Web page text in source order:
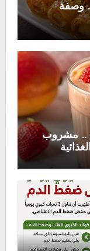
وصفة
.. مشروب